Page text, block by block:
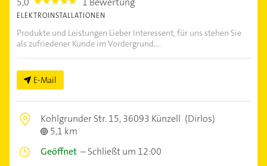
5.0
ELEKTROINSTALLATIONEN
Produkte und Leistungen Lieber Interessent, für uns stehen Sie
als zufriedener Kunde im Vordergrund....
E-Mail
Kohlgrunder Str. 15,36093 Künzell (Dirlos)
5,1 km
Geöffnet –Schließt um 12:00